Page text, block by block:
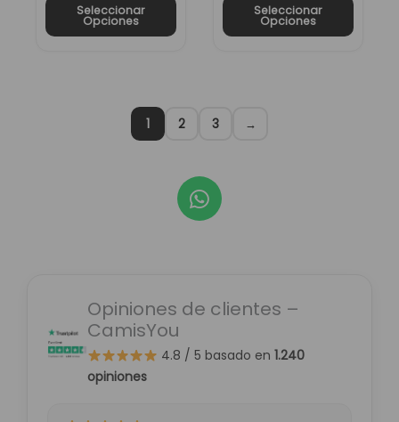
Seleccionar
Opciones
página
de
Seleccionar
Opciones
página
de
1 2 3 →
W
h
a
a
p
p
Opiniones de clientes –
CamisYou
4.8 / 5 basado en 1.240
opiniones